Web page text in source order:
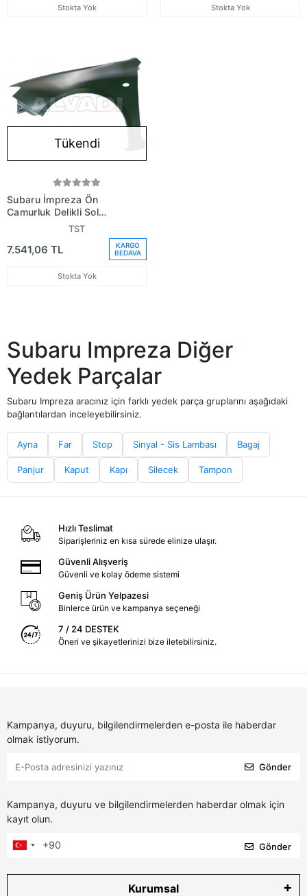
Stokta Yok Stokta Yok
Tükendi
Subaru İmpreza Ön
Çamurluk Delikli Sol
TST
7.541,06 TL
KARGO
BEDAVA
Stokta Yok
Subaru Impreza Diğer
Yedek Parçalar
Subaru Impreza aracınız için farklı yedek parça gruplarını aşağıdaki
bağlantılardan inceleyebilirsiniz.
Ayna Far Stop Sinyal - Sis Lambası Bagaj
Panjur Kaput Kapı Silecek Tampon
Hızlı Teslimat
Siparişleriniz en kısa sürede elinize ulaşır.
Güvenli Alışveriş
Güvenli ve kolay ödeme sistemi
Geniş Ürün Yelpazesi
Binlerce ürün ve kampanya seçeneği
7 / 24 DESTEK
Öneri ve şikayetlerinizi bize iletebilirsiniz.
Kampanya, duyuru, bilgilendirmelerden e-posta ile haberdar
olmak istiyorum.
Gönder
Kampanya, duyuru ve bilgilendirmelerden haberdar olmak için
kayıt olun.
Gönder
Kurumsal